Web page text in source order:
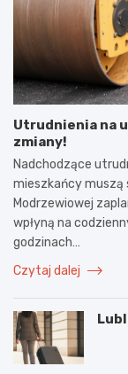
Utrudnienia na
zmiany!
Nadchodzące
mieszkańcy muszą
Modrzewiowej
wpłyną na
godzinach…
Czytaj dalej